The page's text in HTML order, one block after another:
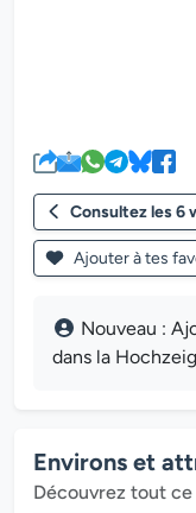
Consultez les 6
Ajouter à tes
Nouveau :
dans la
Environs et
Découvrez tout ce